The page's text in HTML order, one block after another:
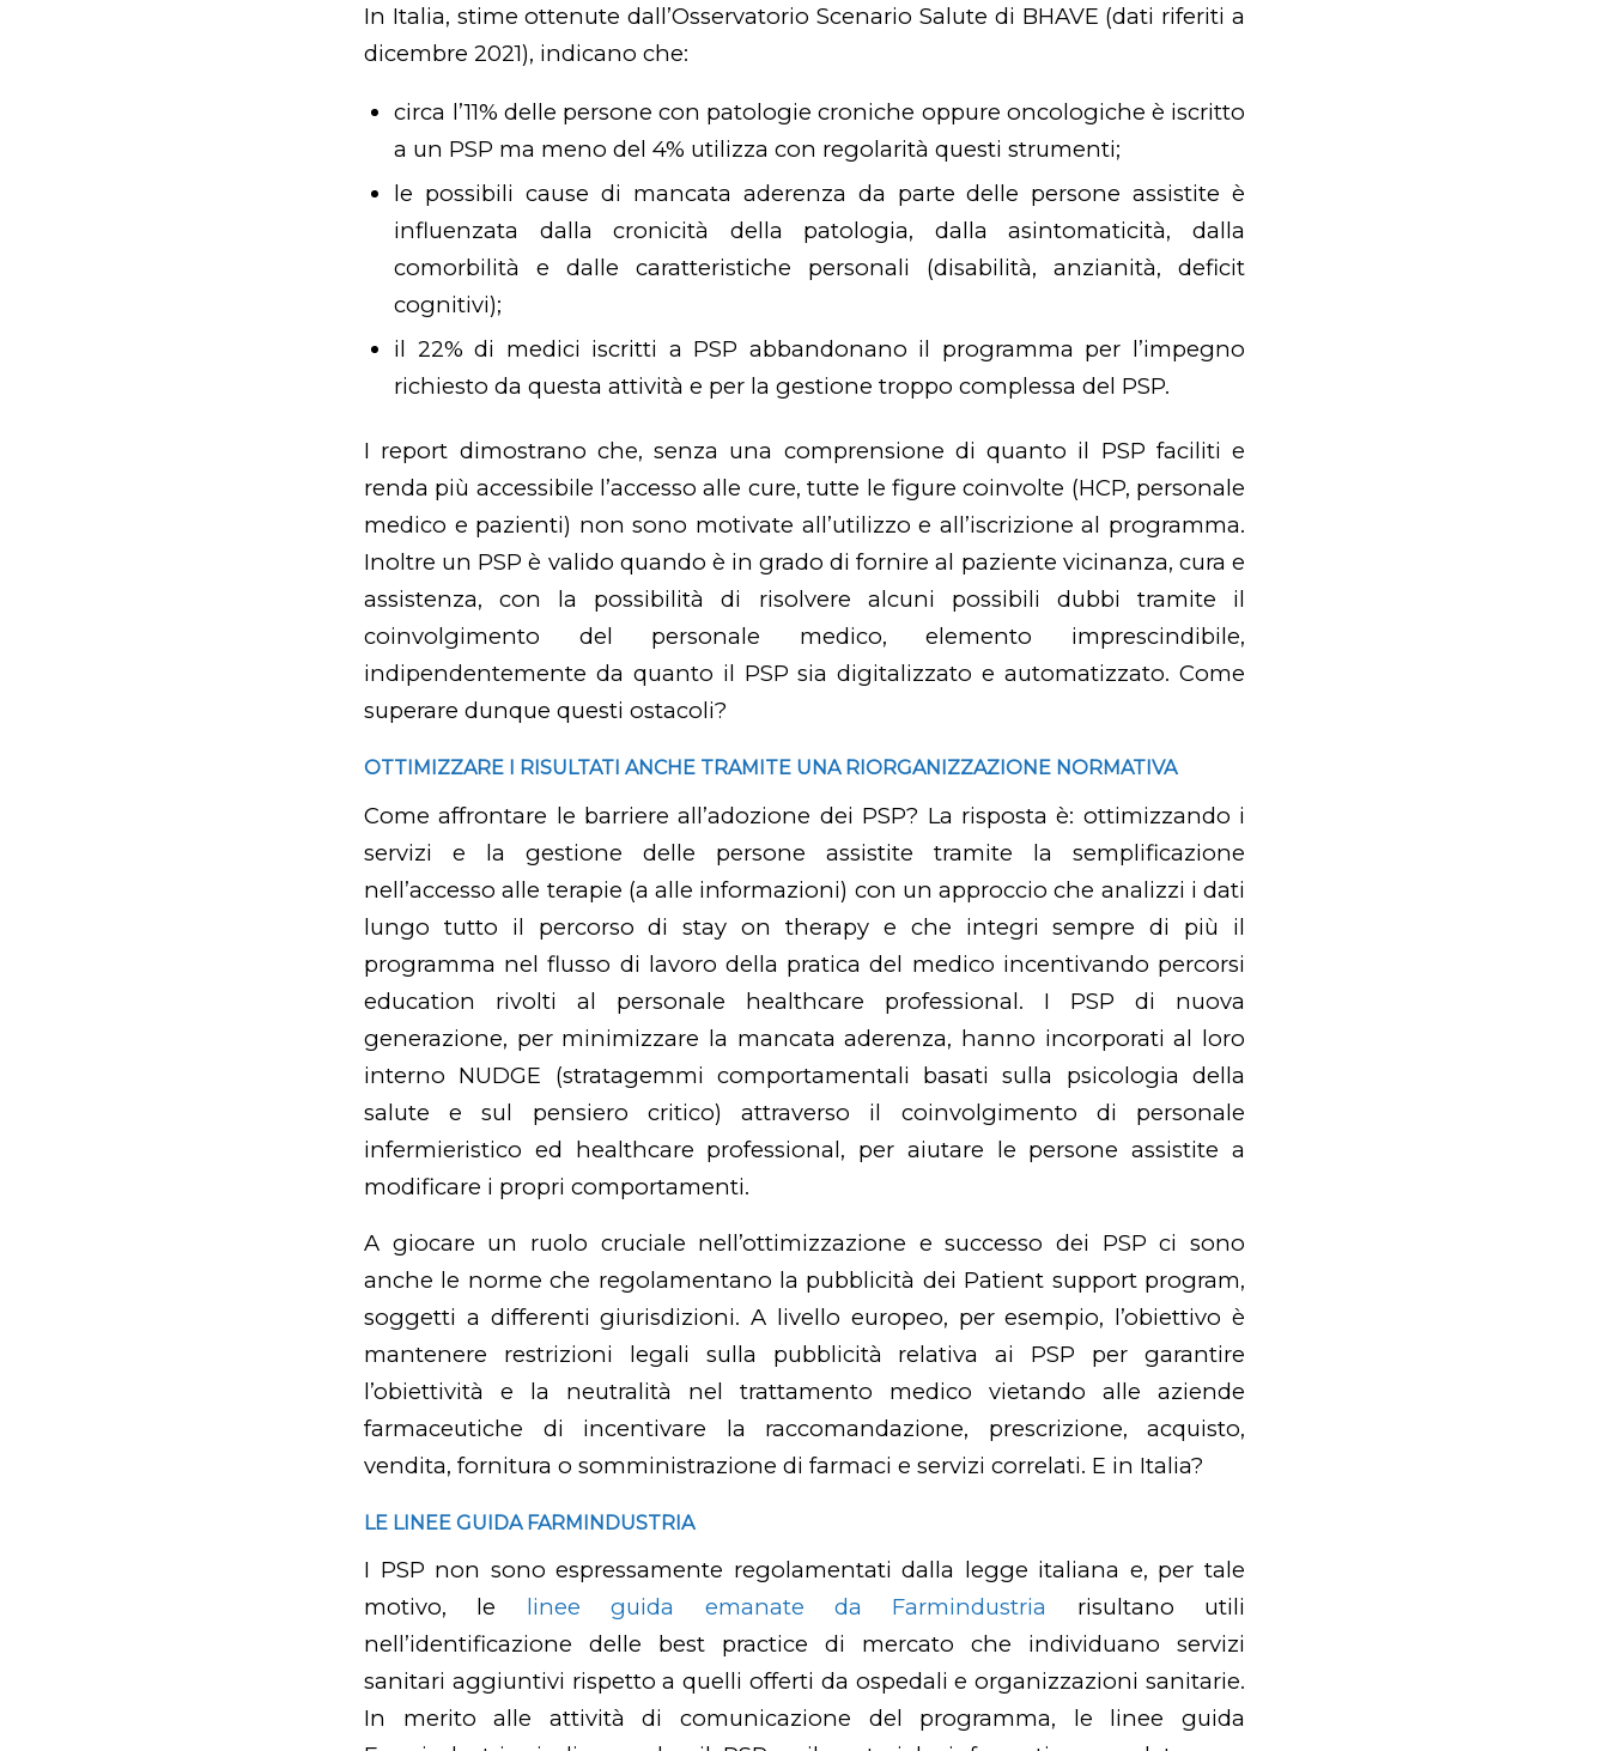
In Italia, stime ottenute dall’Osservatorio Scenario Salute di BHAVE (dati riferiti a
dicembre 2021), indicano che:
circa l’11% delle persone con patologie croniche oppure oncologiche è iscritto
a un PSP ma meno del 4% utilizza con regolarità questi strumenti;
le possibili cause di mancata aderenza da parte delle persone assistite è
influenzata dalla cronicità della patologia, dalla asintomaticità, dalla
comorbilità e dalle caratteristiche personali (disabilità, anzianità, deficit
cognitivi);
il 22% di medici iscritti a PSP abbandonano il programma per l’impegno
richiesto da questa attività e per la gestione troppo complessa del PSP.
I report dimostrano che, senza una comprensione di quanto il PSP faciliti e
renda più accessibile l’accesso alle cure, tutte le figure coinvolte (HCP, personale
medico e pazienti) non sono motivate all’utilizzo e all’iscrizione al programma.
Inoltre un PSP è valido quando è in grado di fornire al paziente vicinanza, cura e
assistenza, con la possibilità di risolvere alcuni possibili dubbi tramite il
coinvolgimento del personale medico, elemento imprescindibile,
indipendentemente da quanto il PSP sia digitalizzato e automatizzato. Come
superare dunque questi ostacoli?
OTTIMIZZARE I RISULTATI ANCHE TRAMITE UNA RIORGANIZZAZIONE NORMATIVA
Come affrontare le barriere all’adozione dei PSP? La risposta è: ottimizzando i
servizi e la gestione delle persone assistite tramite la semplificazione
nell’accesso alle terapie (a alle informazioni) con un approccio che analizzi i dati
lungo tutto il percorso di stay on therapy e che integri sempre di più il
programma nel flusso di lavoro della pratica del medico incentivando percorsi
education rivolti al personale healthcare professional. I PSP di nuova
generazione, per minimizzare la mancata aderenza, hanno incorporati al loro
interno NUDGE (stratagemmi comportamentali basati sulla psicologia della
salute e sul pensiero critico) attraverso il coinvolgimento di personale
infermieristico ed healthcare professional, per aiutare le persone assistite a
modificare i propri comportamenti.
A giocare un ruolo cruciale nell’ottimizzazione e successo dei PSP ci sono
anche le norme che regolamentano la pubblicità dei Patient support program,
soggetti a differenti giurisdizioni. A livello europeo, per esempio, l’obiettivo è
mantenere restrizioni legali sulla pubblicità relativa ai PSP per garantire
l’obiettività e la neutralità nel trattamento medico vietando alle aziende
farmaceutiche di incentivare la raccomandazione, prescrizione, acquisto,
vendita, fornitura o somministrazione di farmaci e servizi correlati. E in Italia?
LE LINEE GUIDA FARMINDUSTRIA
I PSP non sono espressamente regolamentati dalla legge italiana e, per tale
motivo, le linee guida emanate da Farmindustria risultano utili
nell’identificazione delle best practice di mercato che individuano servizi
sanitari aggiuntivi rispetto a quelli offerti da ospedali e organizzazioni sanitarie.
In merito alle attività di comunicazione del programma, le linee guida